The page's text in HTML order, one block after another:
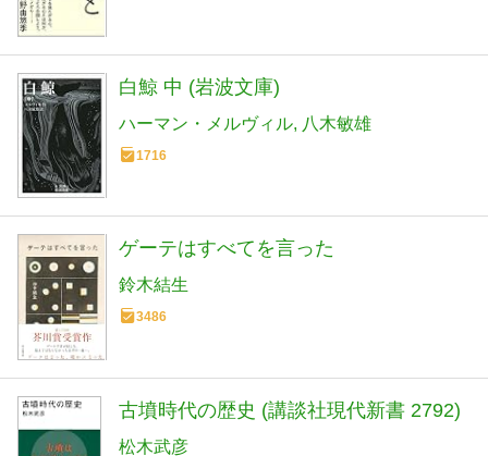
白鯨 中 (岩波文庫)
ハーマン・メルヴィル 八木敏雄
1716
ゲーテはすべてを言った
鈴木結生
3486
古墳時代の歴史 (講談社現代新書 2792)
松木武彦